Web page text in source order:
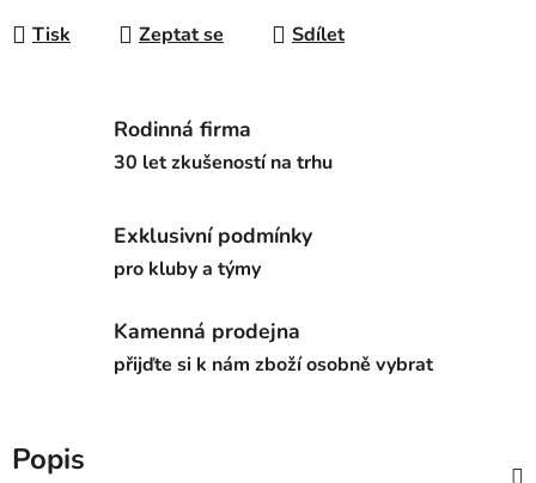
Tisk Zeptat se Sdílet
Rodinná firma
30 let zkušeností na trhu
Exklusivní podmínky
pro kluby a týmy
Kamenná prodejna
přijďte si k nám zboží osobně vybrat
Popis